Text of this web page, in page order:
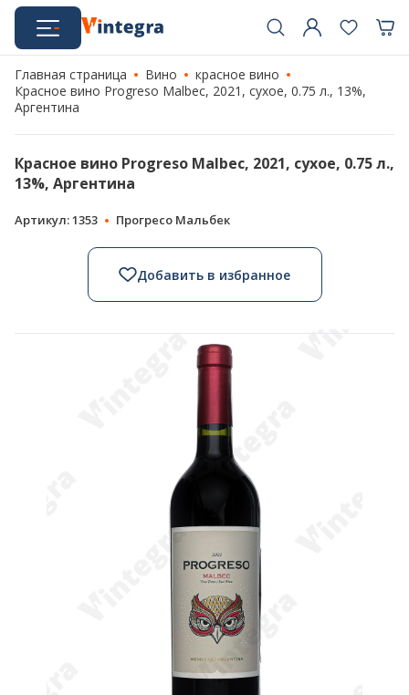
Главная страница Вино
красное вино
Красное вино Progreso Malbec, 2021, сухое, 0.75 л., 13%,
Аргентина
Красное вино Progreso Malbec, 2021, сухое, 0.75 л.,
13%, Аргентина
Артикул: 1353 Прогресо Мальбек
Добавить в избранное